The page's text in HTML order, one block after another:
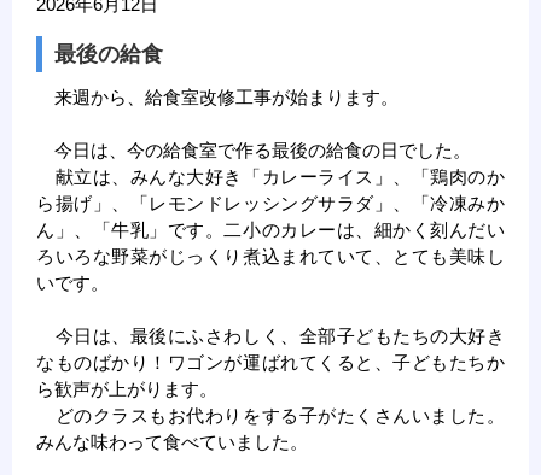
最後の給食
来週から、給食室改修工事が始まります。
今日は、今の給食室で作る最後の給食の日でした。
献立は、みんな大好き「カレーライス」、「鶏肉のか
ら揚げ」、「レモンドレッシングサラダ」、「冷凍みか
ん」、「牛乳」です。二小のカレーは、細かく刻んだい
ろいろな野菜がじっくり煮込まれていて、とても美味し
いです。
今日は、最後にふさわしく、全部子どもたちの大好き
なものばかり！ワゴンが運ばれてくると、子どもたちか
ら歓声が上がります。
どのクラスもお代わりをする子がたくさんいました。
みんな味わって食べていました。